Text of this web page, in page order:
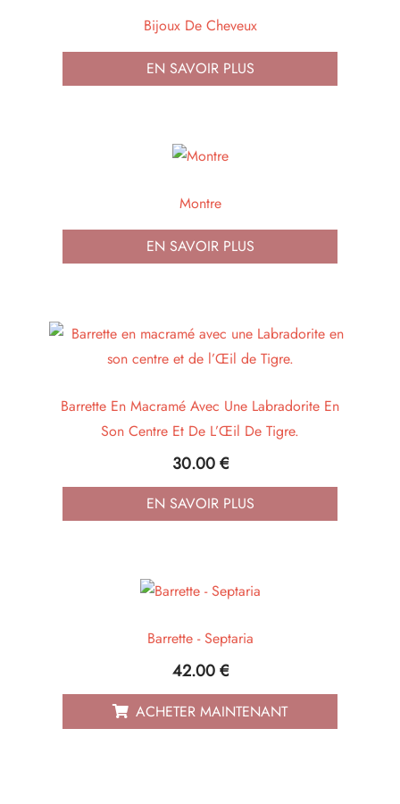
Bijoux De Cheveux
EN SAVOIR PLUS
Montre
EN SAVOIR PLUS
Barrette En Macramé Avec Une Labradorite En
Son Centre Et De L’Œil De Tigre.
30.00€
EN SAVOIR PLUS
Barrette - Septaria
42.00€
ACHETER MAINTENANT